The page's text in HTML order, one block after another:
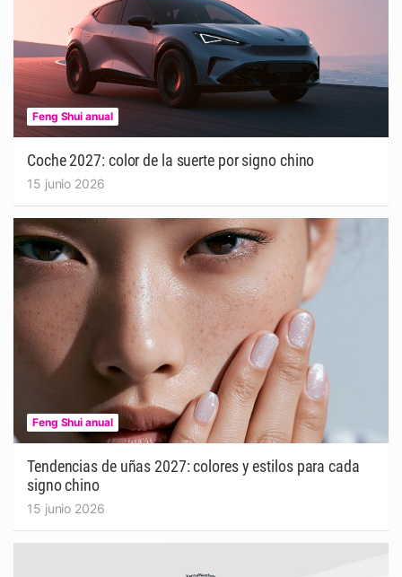
Feng Shui anual
Coche 2027: color de la suerte por signo chino
15 junio 2026
Feng Shui anual
Tendencias de uñas 2027: colores y estilos para cada
signo chino
15 junio 2026